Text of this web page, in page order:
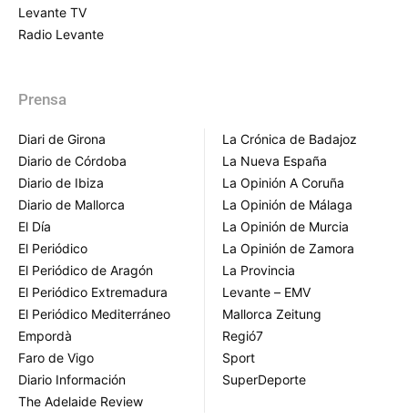
Levante TV
Radio Levante
Prensa
Diari de Girona
Diario de Córdoba
Diario de Ibiza
Diario de Mallorca
El Día
El Periódico
El Periódico de Aragón
El Periódico Extremadura
El Periódico Mediterráneo
Empordà
Faro de Vigo
Diario Información
The Adelaide Review
La Crónica de Badajoz
La Nueva España
La Opinión A Coruña
La Opinión de Málaga
La Opinión de Murcia
La Opinión de Zamora
La Provincia
Levante – EMV
Mallorca Zeitung
Regió7
Sport
SuperDeporte